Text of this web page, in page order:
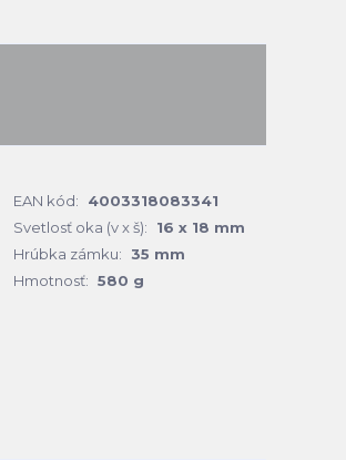
EAN kód:
4003318083341
Svetlosť oka (v x š):
16 x 18 mm
Hrúbka zámku:
35 mm
Hmotnosť: 580 g